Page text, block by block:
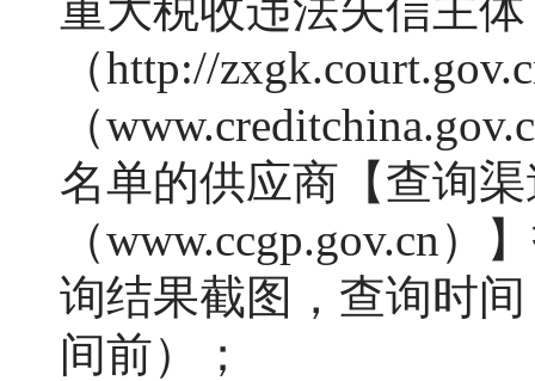
（http://
（
名单的供应商【查询
（www.ccgp.gov.cn
询结果截图，查询时
间前）；